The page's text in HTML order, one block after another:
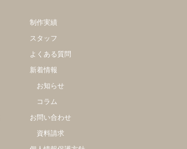
制作実績
スタッフ
よくある質問
新着情報
お知らせ
コラム
お問い合わせ
資料請求